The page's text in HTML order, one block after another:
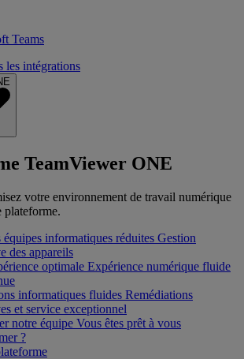
Teams
les intégrations
TeamViewer ONE
votre environnement de travail numérique
plateforme.
équipes informatiques réduites Gestion
des appareils
optimale Expérience numérique fluide
informatiques fluides Remédiations
et service exceptionnel
notre équipe Vous êtes prêt à vous
?